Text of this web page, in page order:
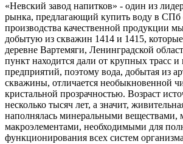
«Невский завод напитков» - один из
рынка, предлагающий купить воду в СПб
производства качественной продукции
добытую из скважин 1414 и 1415,
деревне Вартемяги, Ленинградской
пункт находится дали от крупных трасс
предприятий, поэтому вода, добытая из
скважины, отличается необыкновенной
кристальной прозрачностью. Возраст
несколько тысяч лет, а значит,
наполнялась минеральными веществами,
макроэлементами, необходимыми для
функционирования всех систем